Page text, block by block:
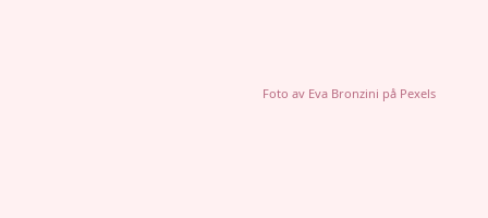
Foto av Eva Bronzini på Pexels